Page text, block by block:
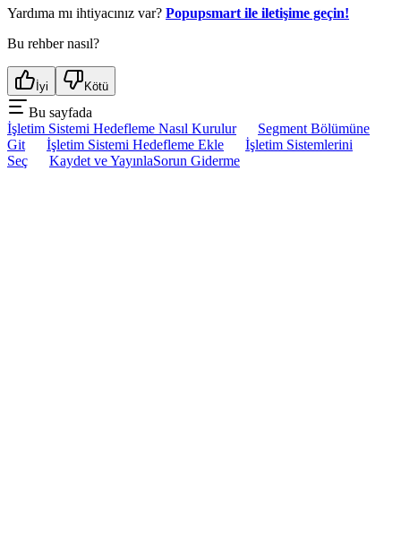
Yardıma mı ihtiyacınız var? Popupsmart ile iletişime geçin!
Bu rehber nasıl?
İyi Kötü
Bu sayfada
İşletim Sistemi Hedefleme Nasıl Kurulur
Segment Bölümüne
Git
İşletim Sistemi Hedefleme Ekle
İşletim Sistemlerini
Seç
Kaydet ve YayınlaSorun Giderme